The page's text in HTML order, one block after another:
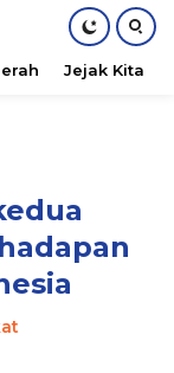
Jejak Kita